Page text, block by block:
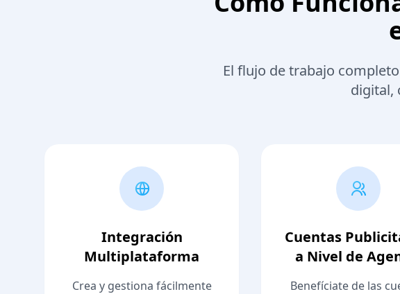
El flujo de trabajo
digital,
Integración
Multiplataforma
Crea y gestiona fácilmente
Cuentas
a Nivel de
Benefíciate de las